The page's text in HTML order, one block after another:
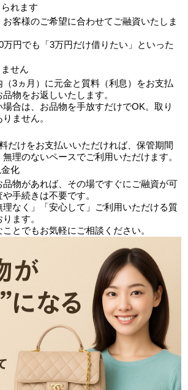
れます
客様のご希望に合わせてご融資いたしま
万円でも「3万円だけ借りたい」といった
せん
（3ヵ月）に元金と質料（利息）をお支払
物をお返しいたします。
合は、お品物を手放すだけでOK。取り
ません。
だけをお支払いいただければ、保管期間
理のないペースでご利用いただけます。
金化
品物があれば、その場ですぐにご融資が可
手続きは不要です。
なく」「安心して」ご利用いただける質
ます。
とでもお気軽にご相談ください。